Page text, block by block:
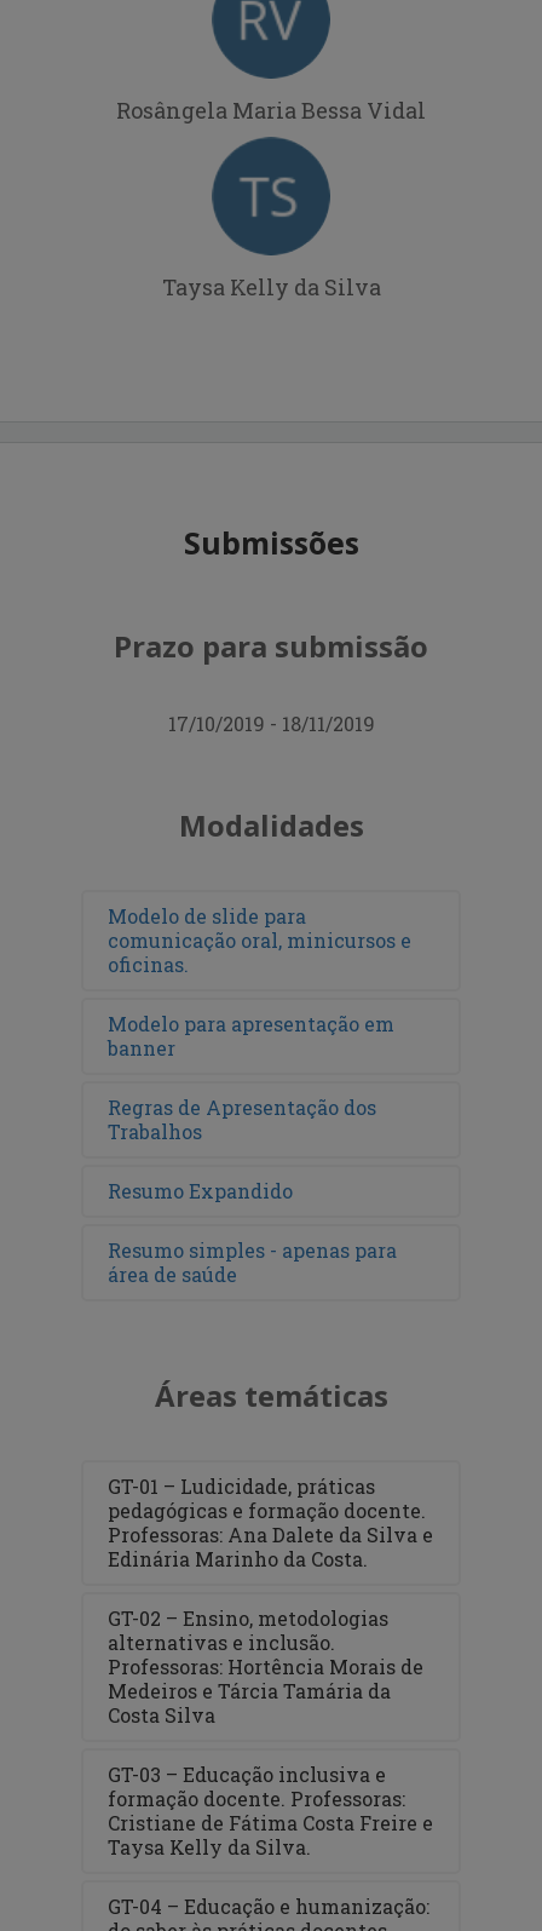
Rosângela Maria Bessa Vidal
Taysa Kelly da Silva
Submissões
Prazo para submissão
17/10/2019 - 18/11/2019
Modalidades
Modelo de slide para
comunicação oral, minicursos e
oficinas.
Modelo para apresentação em
banner
Regras de Apresentação dos
Trabalhos
Resumo Expandido
Resumo simples - apenas para
área de saúde
Áreas temáticas
GT-01 – Ludicidade, práticas
pedagógicas e formação docente.
Professoras: Ana Dalete da Silva e
Edinária Marinho da Costa.
GT-02 – Ensino, metodologias
alternativas e inclusão.
Professoras: Hortência Morais de
Medeiros e Tárcia Tamária da
Costa Silva
GT-03 – Educação inclusiva e
formação docente. Professoras:
Cristiane de Fátima Costa Freire e
Taysa Kelly da Silva.
GT-04 – Educação e humanização: